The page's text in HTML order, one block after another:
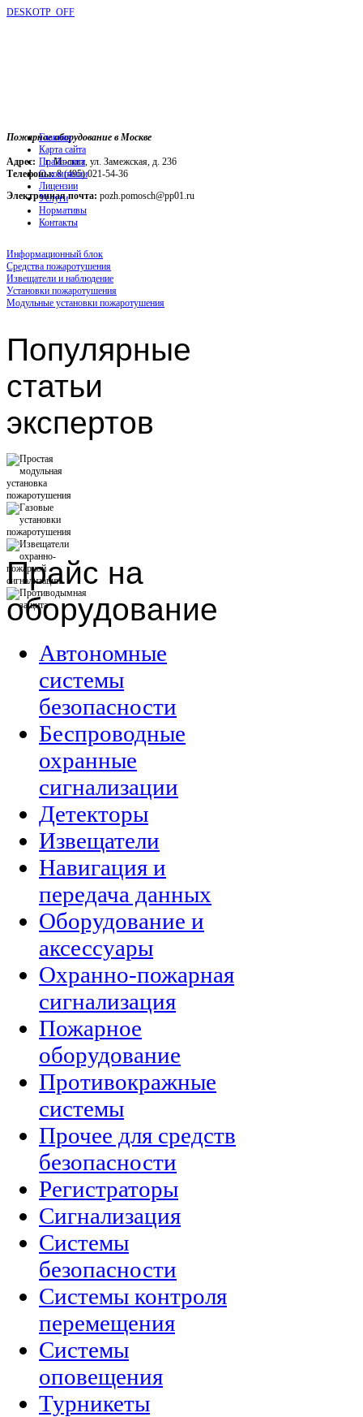
DESKOTP_OFF
Пожарное оборудование в Москве
Адрес: г. Москва, ул. Замежская, д. 236
Телефоны:8 (495) 021-54-36
Электронная почта: pozh.pomosch@pp01.ru
Главная
Карта сайта
Прайс-лист
О компании
Лицензии
Услуги
Нормативы
Контакты
Информационный блок
Средства пожаротушения
Извещатели и наблюдение
Установки пожаротушения
Модульные установки пожаротушения
Популярные
статьи
экспертов
Прайс на
оборудование
Автономные
системы
безопасности
Беспроводные
охранные
сигнализации
Детекторы
Извещатели
Навигация и
передача данных
Оборудование и
аксессуары
Охранно-пожарная
сигнализация
Пожарное
оборудование
Противокражные
системы
Прочее для средств
безопасности
Регистраторы
Сигнализация
Системы
безопасности
Системы контроля
перемещения
Системы
оповещения
Турникеты